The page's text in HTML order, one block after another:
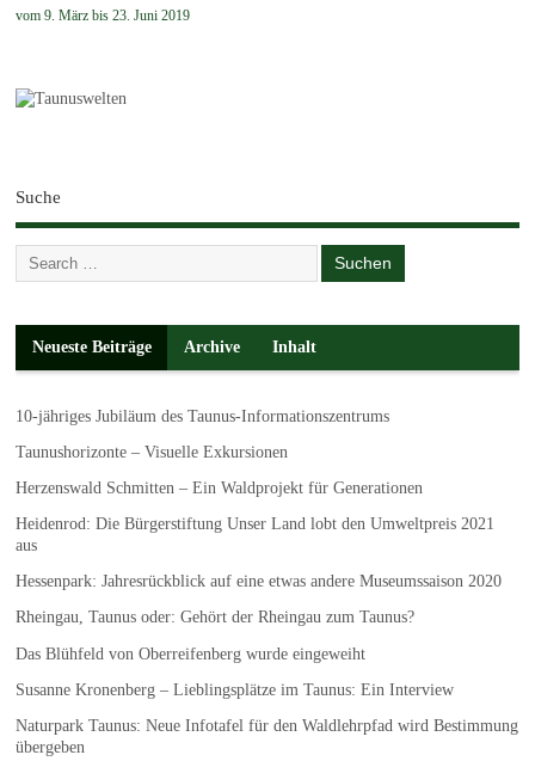
vom 9. März bis 23. Juni 2019
Suche
Neueste Beiträge Archive Inhalt
10-jähriges Jubiläum des Taunus-Informationszentrums
Taunushorizonte – Visuelle Exkursionen
Herzenswald Schmitten – Ein Waldprojekt für Generationen
Heidenrod: Die Bürgerstiftung Unser Land lobt den Umweltpreis 2021
aus
Hessenpark: Jahresrückblick auf eine etwas andere Museumssaison 2020
Rheingau, Taunus oder: Gehört der Rheingau zum Taunus?
Das Blühfeld von Oberreifenberg wurde eingeweiht
Susanne Kronenberg – Lieblingsplätze im Taunus: Ein Interview
Naturpark Taunus: Neue Infotafel für den Waldlehrpfad wird Bestimmung
übergeben